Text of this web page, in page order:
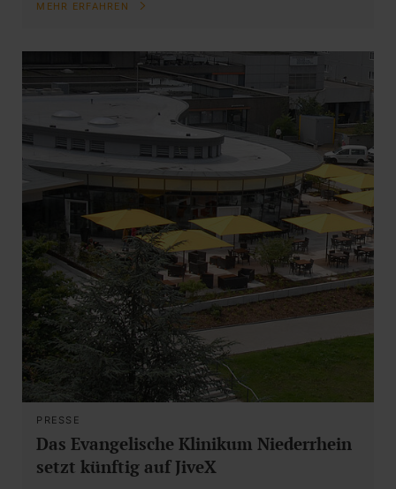
MEHR ERFAHREN
PRESSE
Das Evangelische Klinikum Niederrhein
setzt künftig auf JiveX